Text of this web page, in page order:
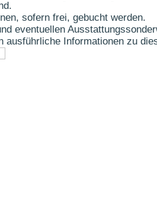
sofern frei, gebucht werden.
eventuellen
Informationen zu